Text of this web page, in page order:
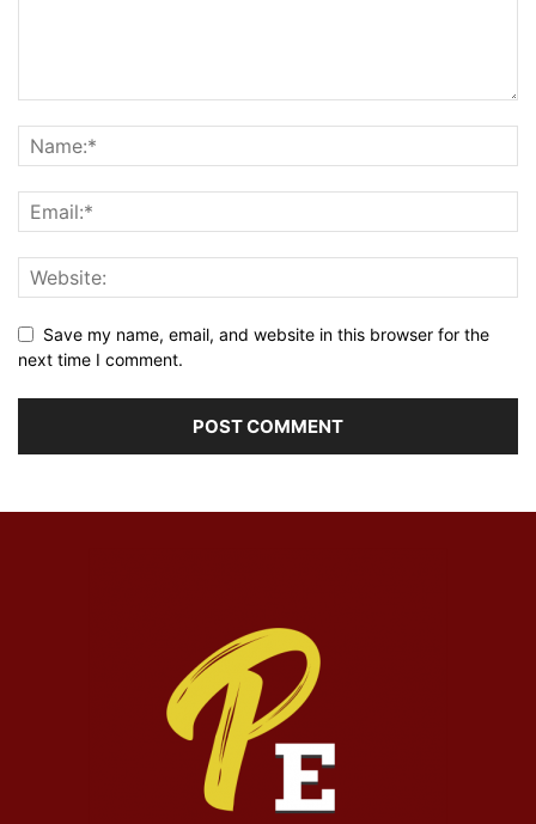
Save my name, email, and website in this browser for the
next time I comment.